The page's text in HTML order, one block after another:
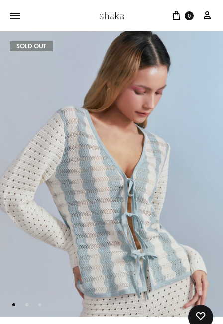
Cart
0
SOLD OUT